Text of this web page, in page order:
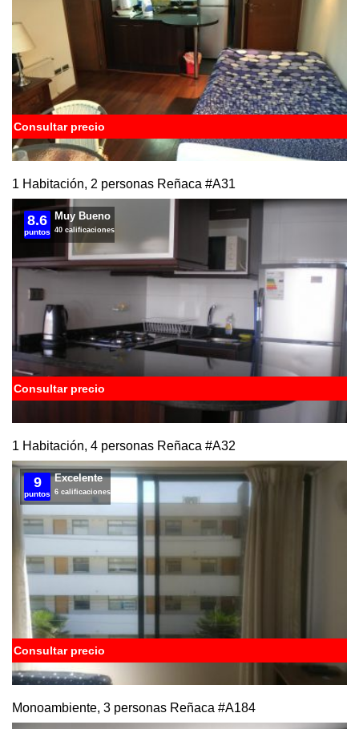
Consultar precio
1 Habitación, 2 personas Reñaca #A31
8.6
puntos
Muy Bueno
40 calificaciones
Consultar precio
1 Habitación, 4 personas Reñaca #A32
9
puntos
Excelente
6 calificaciones
Consultar precio
Monoambiente, 3 personas Reñaca #A184